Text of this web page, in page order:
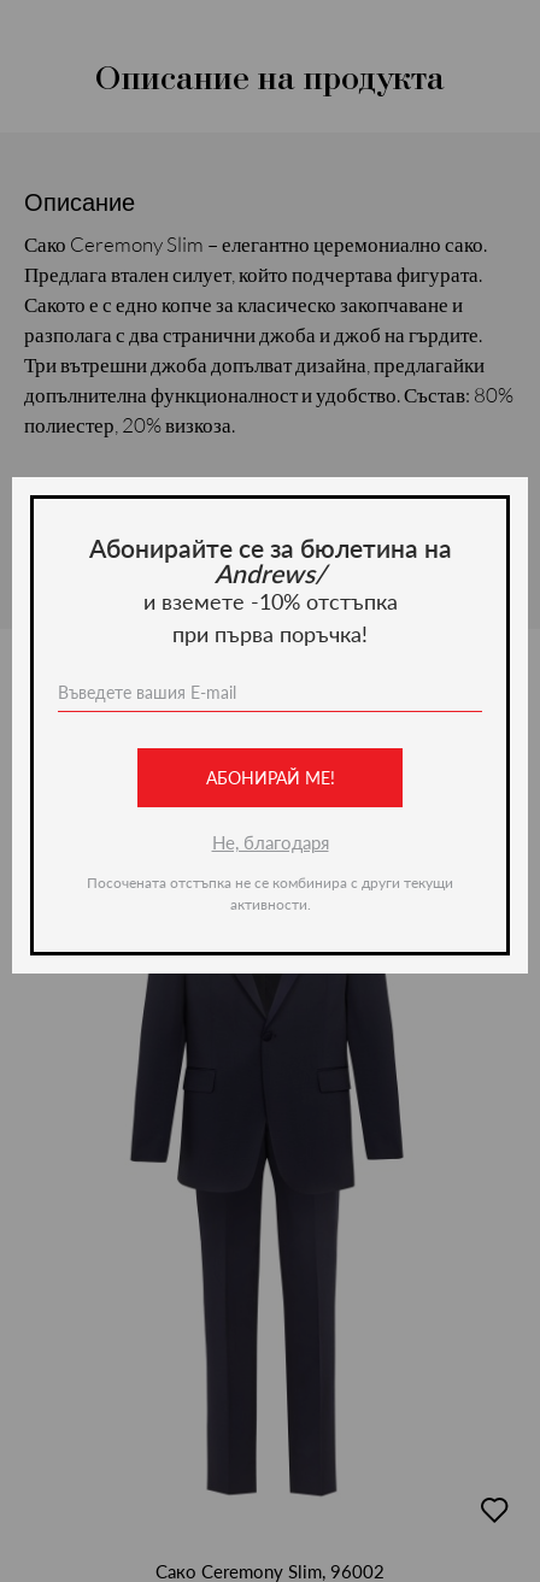
Описание на продукта
Описание
Сако Ceremony Slim – елегантно церемониално сако.
Предлага втален силует, който подчертава фигурата.
Сакото е с едно копче за класическо закопчаване и
разполага с два странични джоба и джоб на гърдите.
Три вътрешни джоба допълват дизайна, предлагайки
допълнителна функционалност и удобство. Състав: 80%
полиестер, 20% визкоза.
Материал и грижа
в
Сако Ceremony Slim, 96002
Абонирайте се за бюлетина на
Andrews/
и вземете -10% отстъпка
при първа поръчка!
АБОНИРАЙ МЕ!
Не, благодаря
Посочената отстъпка не се комбинира с други текущи
активности.